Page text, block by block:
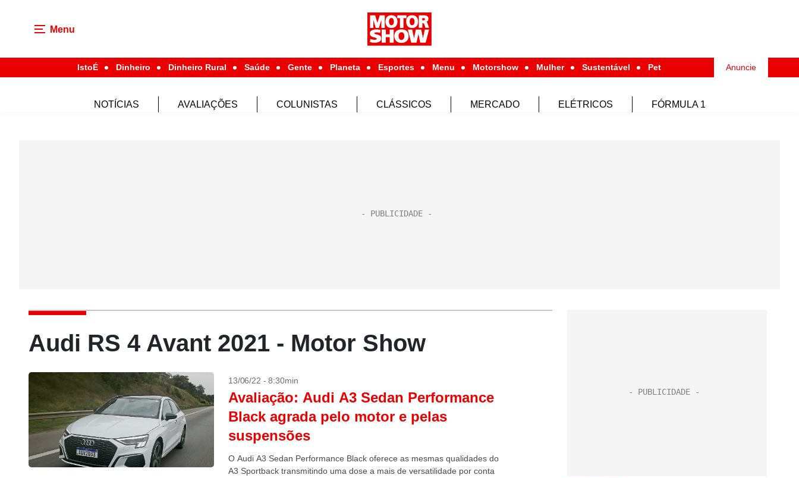
Menu
IstoÉ Dinheiro Dinheiro Rural Saúde Gente Planeta Esportes Menu Motorshow Mulher Sustentável Pet Anuncie
NOTÍCIAS AVALIAÇÕES COLUNISTAS CLÁSSICOS MERCADO ELÉTRICOS FÓRMULA 1
Audi RS 4 Avant 2021 - Motor Show
13/06/22 - 8:30min
Avaliação: Audi A3 Sedan Performance
Black agrada pelo motor e pelas
suspensões
O Audi A3 Sedan Performance Black oferece as mesmas qualidades do
A3 Sportback transmitindo uma dose a mais de versatilidade por conta